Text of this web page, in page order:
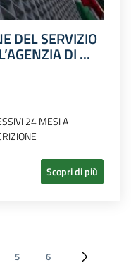
DEL SERVIZIO
DI ...
24 MESI A
Scopri di più
5 6 Pagina